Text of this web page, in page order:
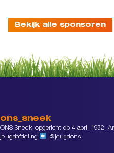
Bekijk alle sponsoren
ons_sneek
ONS Sneek, opgericht op 4 april 1932.
jeugdafdeling
@jeugdons